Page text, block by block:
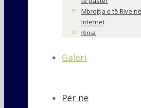
Mbrojtja e të Rive në
Internet
Rinia
Galeri
Për ne